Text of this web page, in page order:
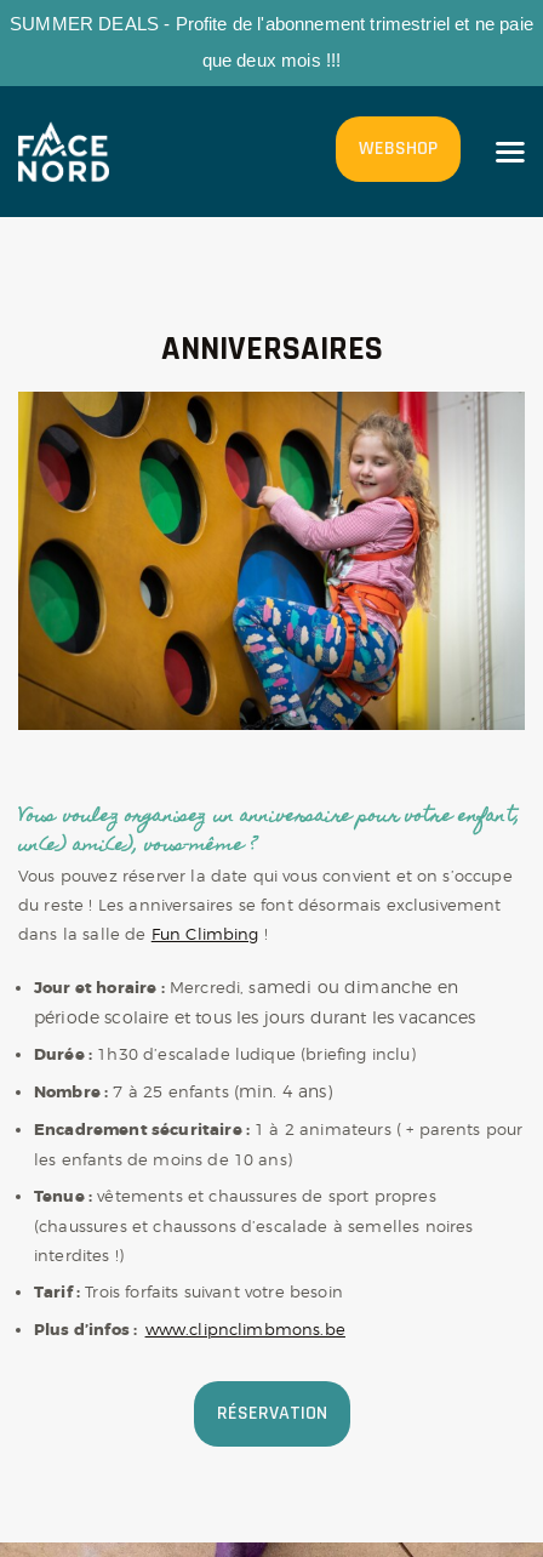
SUMMER DEALS - Profite de l'abonnement trimestriel et ne paie
que deux mois !!!
WEBSHOP
ACCUEIL
LA SALLE
LA MONTAGNE
INFOS PRATIQUES
ANNIVERSAIRES
Vous voulez organisez un anniversaire pour votre enfant,
un(e) ami(e), vous-même ?
Vous pouvez réserver la date qui vous convient et on s’occupe
du reste ! Les anniversaires se font désormais exclusivement
dans la salle de Fun Climbing !
Jour et horaire :Mercredi, samedi ou dimanche en
période scolaire et tous les jours durant les vacances
Durée : 1h30 d’escalade ludique (briefing inclu)
Nombre : 7 à 25 enfants (min. 4 ans)
Encadrement sécuritaire : 1 à 2 animateurs ( + parents pour
les enfants de moins de 10 ans)
Tenue : vêtements et chaussures de sport propres
(chaussures et chaussons d’escalade à semelles noires
interdites !)
Tarif : Trois forfaits suivant votre besoin
Plus d’infos : www.clipnclimbmons.be
RÉSERVATION